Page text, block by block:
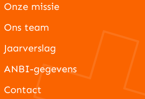
Onze missie
Ons team
Jaarverslag
ANBI-gegevens
Contact